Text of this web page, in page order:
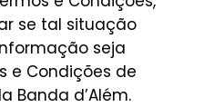
se tal situação
seja
e Condições de
Banda d’Além.